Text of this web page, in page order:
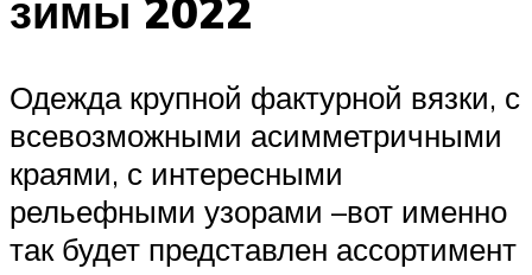
Одежда крупной фактурной вязки, с
всевозможными асимметричными
краями, с интересными
рельефными узорами –вот именно
так будет представлен ассортимент